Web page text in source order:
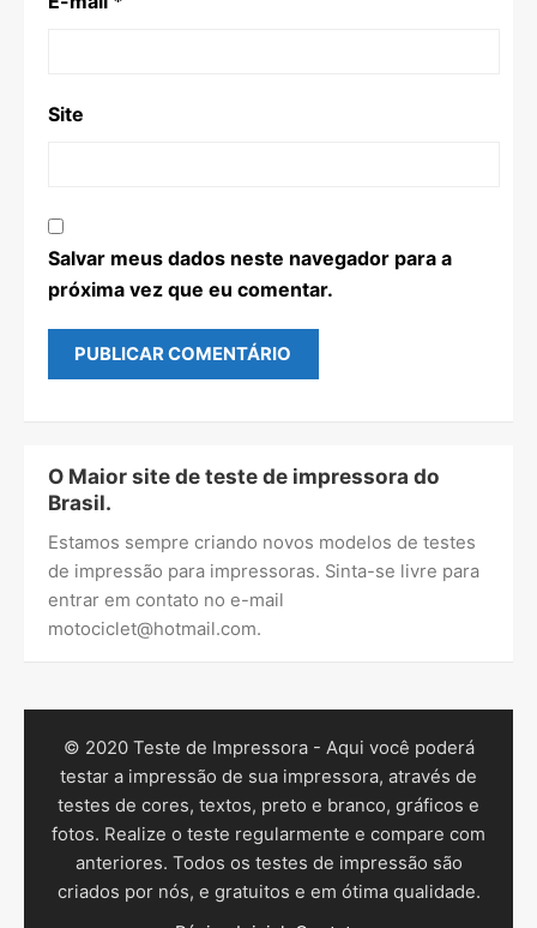
Site
Salvar meus dados neste navegador para a
próxima vez que eu comentar.
O Maior site de teste de impressora do
Brasil.
Estamos sempre criando novos modelos de testes
de impressão para impressoras. Sinta-se livre para
entrar em contato no e-mail
motociclet@hotmail.com.
© 2020 Teste de Impressora - Aqui você poderá
testar a impressão de sua impressora, através de
testes de cores, textos, preto e branco, gráficos e
fotos. Realize o teste regularmente e compare com
anteriores. Todos os testes de impressão são
criados por nós, e gratuitos e em ótima qualidade.